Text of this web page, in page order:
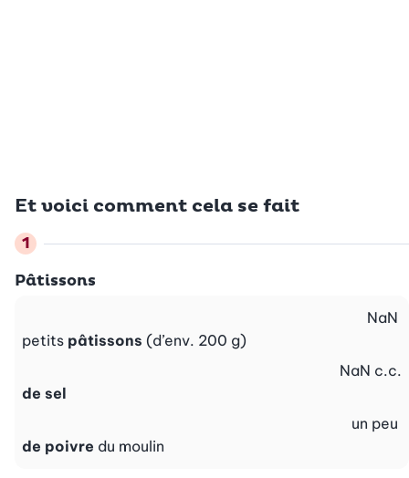
Et voici comment cela se fait
Pâtissons
petits pâtissons (d’env. 200 g)
NaN
de sel
NaN c.c.
de poivre du moulin
un peu